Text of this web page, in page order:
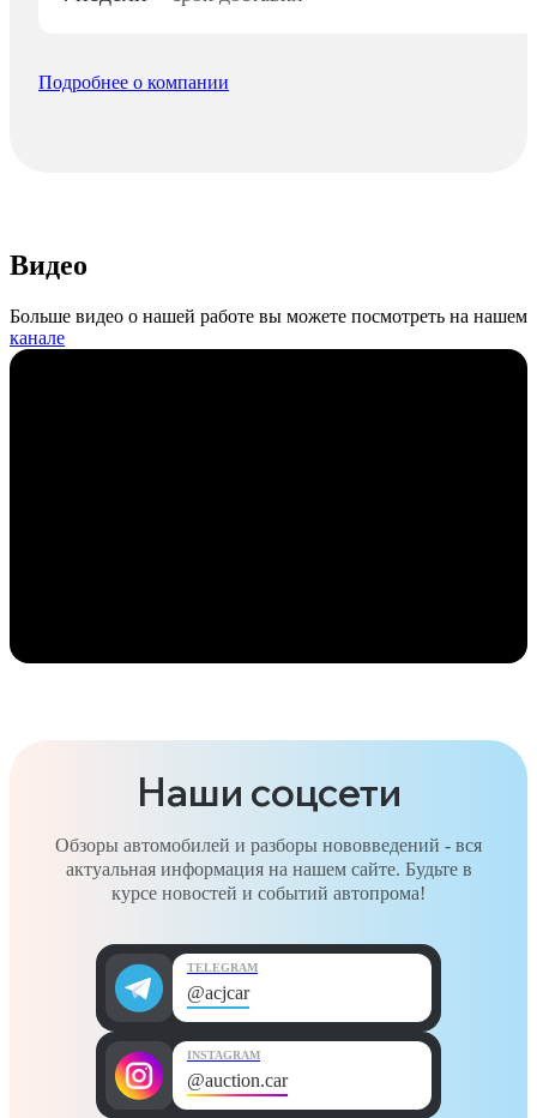
Подробнее о компании
Видео
Больше видео о нашей работе вы можете посмотреть на нашем
канале
Наши соцсети
Обзоры автомобилей и разборы нововведений - вся
актуальная информация на нашем сайте. Будьте в
курсе новостей и событий автопрома!
TELEGRAM
@acjcar
INSTAGRAM
@auction.car